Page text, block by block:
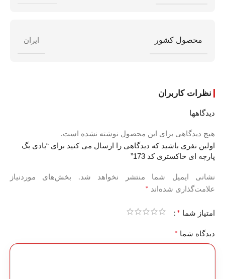
محصول کشور ایران
نظرات کاربران
دیدگاهها
هیچ دیدگاهی برای این محصول نوشته نشده است.
اولین نفری باشید که دیدگاهی را ارسال می کنید برای “بادی بگ
پارچه ای خاکستری کد 173”
نشانی ایمیل شما منتشر نخواهد شد.
بخش‌های موردنیاز
علامت‌گذاری شده‌اند *
امتیاز شما *
دیدگاه شما *